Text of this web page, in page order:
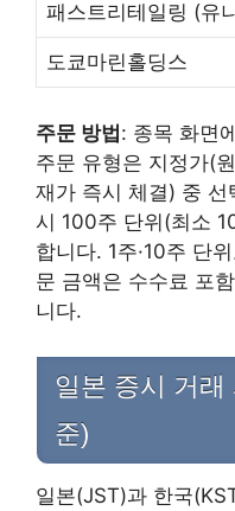
패스트리테일링 (유
도쿄마린홀딩스
주문 방법: 종목 화면
주문 유형은 지정가(
재가 즉시 체결) 중 선
시 100주 단위(최소
합니다. 1주·10주 단
문 금액은 수수료 포
니다.
일본 증시 거래
준)
일본(JST)과 한국